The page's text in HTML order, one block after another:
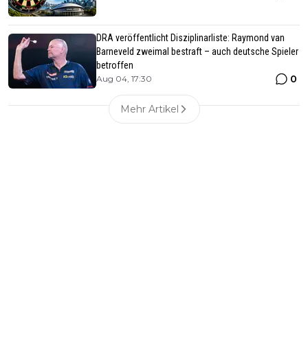
DRA veröffentlicht Disziplinarliste: Raymond van
Barneveld zweimal bestraft – auch deutsche Spieler
betroffen
Aug 04, 17:30 0
Mehr Artikel